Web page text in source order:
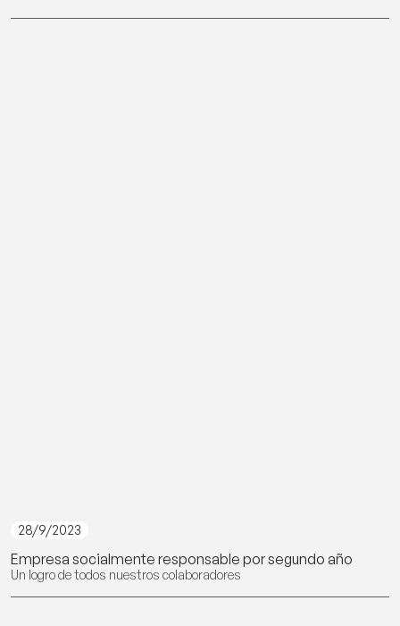
28/9/2023
Empresa socialmente responsable por segundo año
Un logro de todos nuestros colaboradores